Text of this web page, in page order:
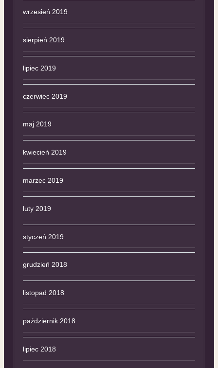
wrzesień 2019
sierpień 2019
lipiec 2019
czerwiec 2019
maj 2019
kwiecień 2019
marzec 2019
luty 2019
styczeń 2019
grudzień 2018
listopad 2018
październik 2018
lipiec 2018